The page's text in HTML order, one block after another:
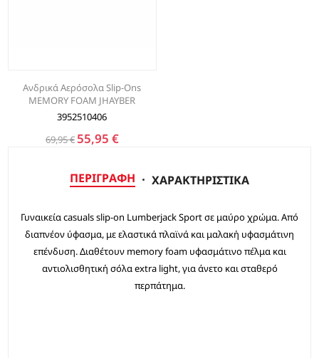
Ανδρικά Αερόσολα Slip-Ons
MEMORY FOAM JHAYBER
3952510406
69,95 € 55,95 €
ΠΕΡΙΓΡΑΦΉ ΧΑΡΑΚΤΗΡΙΣΤΙΚΆ
Γυναικεία casuals slip-on Lumberjack Sport σε μαύρο χρώμα. Από
διαπνέον ύφασμα, με ελαστικά πλαϊνά και μαλακή υφασμάτινη
επένδυση. Διαθέτουν memory foam υφασμάτινο πέλμα και
αντιολισθητική σόλα extra light, για άνετο και σταθερό
περπάτημα.